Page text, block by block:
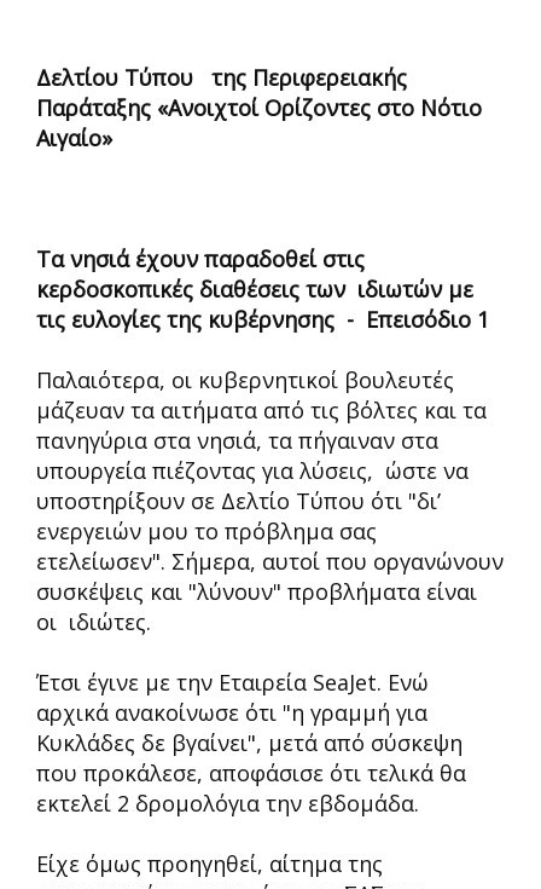
Δελτίου Τύπου της Περιφερειακής
Παράταξης «Ανοιχτοί Ορίζοντες στο Νότιο
Αιγαίο»
Τα νησιά έχουν παραδοθεί στις
κερδοσκοπικές διαθέσεις των ιδιωτών με
τις ευλογίες της κυβέρνησης - Επεισόδιο 1
Παλαιότερα, οι κυβερνητικοί βουλευτές
μάζευαν τα αιτήματα από τις βόλτες και τα
πανηγύρια στα νησιά, τα πήγαιναν στα
υπουργεία πιέζοντας για λύσεις, ώστε να
υποστηρίξουν σε Δελτίο Τύπου ότι "δι’
ενεργειών μου το πρόβλημα σας
ετελείωσεν". Σήμερα, αυτοί που οργανώνουν
συσκέψεις και "λύνουν" προβλήματα είναι
οι ιδιώτες.
Έτσι έγινε με την Εταιρεία SeaJet. Ενώ
αρχικά ανακοίνωσε ότι "η γραμμή για
Κυκλάδες δε βγαίνει", μετά από σύσκεψη
που προκάλεσε, αποφάσισε ότι τελικά θα
εκτελεί 2 δρομολόγια την εβδομάδα.
Είχε όμως προηγηθεί, αίτημα της